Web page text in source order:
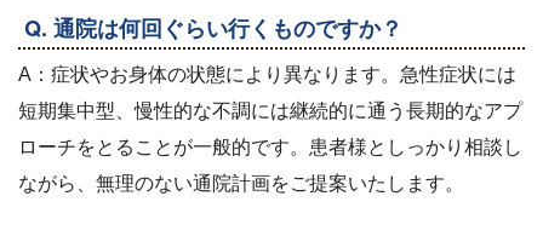
Q. 通院は何回ぐらい行くものですか？
A：症状やお身体の状態により異なります。急性症状には
短期集中型、慢性的な不調には継続的に通う長期的なアプ
ローチをとることが一般的です。患者様としっかり相談し
ながら、無理のない通院計画をご提案いたします。